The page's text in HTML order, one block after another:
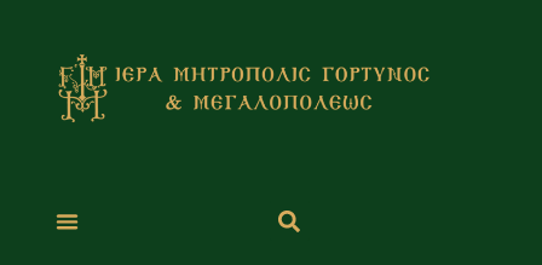
περιεχόμενο